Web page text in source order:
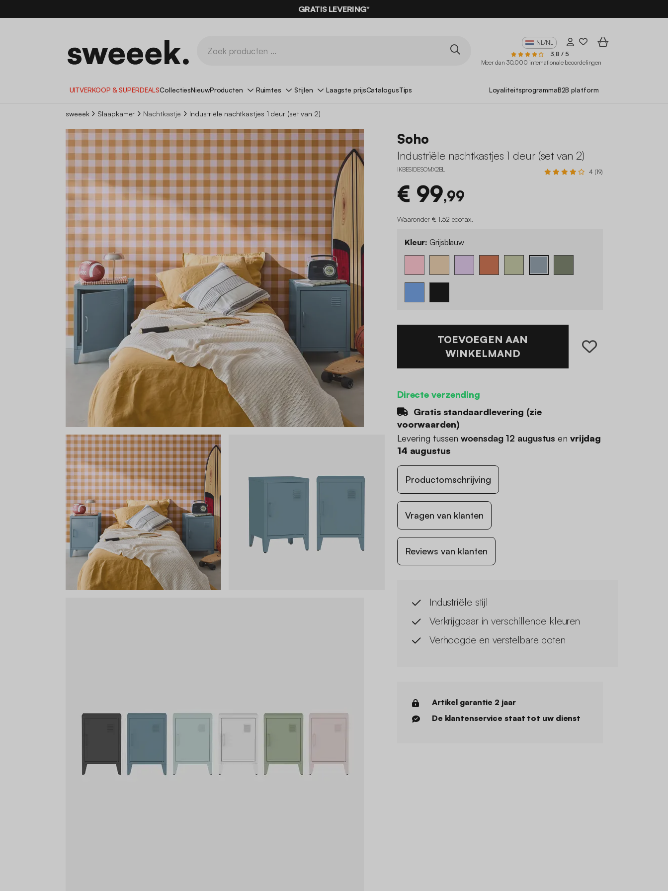
AANBIEDINGEN*MET DE CODE
GRATIS LEVERING*
NL/NL
3,8 / 5
Meer dan 30.000 internationale beoordelingen
UITVERKOOP & SUPERDEALSCollectiesNieuwProducten Ruimtes Stijlen Laagste prijsCatalogusTips LoyaliteitsprogrammaB2B platform
sweeek Slaapkamer Nachtkastje Industriële nachtkastjes 1 deur (set van 2)
Soho
Industriële nachtkastjes 1 deur (set van 2)
IKBESIDESOMX2BL 4 (19)
€ 99,99
Waaronder € 1,52 ecotax.
Kleur: Grijsblauw
TOEVOEGEN AAN
WINKELMAND
Directe verzending
Gratis standaardlevering (zie
voorwaarden)
Levering tussenwoensdag 12 augustus en vrijdag
14 augustus
Productomschrijving
Vragen van klanten
Reviews van klanten
Industriële stijl
Verkrijgbaar in verschillende kleuren
Verhoogde en verstelbare poten
Artikel garantie 2 jaar
De klantenservice staat tot uw dienst